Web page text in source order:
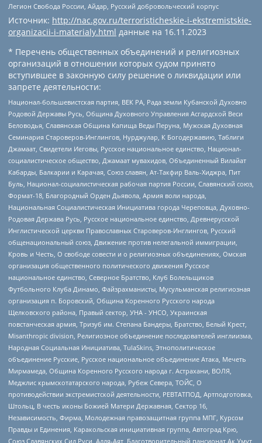
Легион Свобода России, Айдар, Русский добровольческий корпус
Источник: http://nac.gov.ru/terroristicheskie-i-ekstremistskie-
organizacii-i-materialy.html данные на 16.11.2023
* Перечень общественных объединений и религиозных
организаций в отношении которых судом принято
вступившее в законную силу решение о ликвидации или
запрете деятельности:
Национал-большевистская партия, ВЕК РА, Рада земли Кубанской Духовно
Родовой Державы Русь, Община Духовного Управления Асгардской Веси
Беловодья, Славянская Община Капища Веды Перуна, Мужская Духовная
Семинария Староверов-Инглингов, Нурджулар, К Богодержавию, Таблиги
Джамаат, Свидетели Иеговы, Русское национальное единство, Национал-
социалистическое общество, Джамаат мувахидов, Объединенный Вилайат
Кабарды, Балкарии и Карачая, Союз славян, Ат-Такфир Валь-Хиджра, Пит
Буль, Национал-социалистическая рабочая партия России, Славянский союз,
Формат-18, Благородный Орден Дьявола, Армия воли народа,
Национальная Социалистическая Инициатива города Череповца, Духовно-
Родовая Держава Русь, Русское национальное единство, Древнерусской
Инглистической церкви Православных Староверов-Инглингов, Русский
общенациональный союз, Движение против нелегальной иммиграции,
Кровь и Честь, О свободе совести и о религиозных объединениях, Омская
организация общественного политического движения Русское
национальное единство, Северное Братство, Клуб Болельщиков
Футбольного Клуба Динамо, Файзрахманисты, Мусульманская религиозная
организация п. Боровский, Община Коренного Русского народа
Щелковского района, Правый сектор, УНА - УНСО, Украинская
повстанческая армия, Тризуб им. Степана Бандеры, Братство, Белый Крест,
Misanthropic division, Религиозное объединение последователей инглиизма,
Народная Социальная Инициатива, TulaSkins, Этнополитическое
объединение Русские, Русское национальное объединение Атака, Мечеть
Мирмамеда, Община Коренного Русского народа г. Астрахани, ВОЛЯ,
Меджлис крымскотатарского народа, Рубеж Севера, ТОЙС, О
противодействии экстремистской деятельности, РЕВТАТПОД, Артподготовка,
Штольц, В честь иконы Божией Матери Державная, Сектор 16,
Независимость, Фирма, Молодежная правозащитная группа МПГ, Курсом
Правды и Единения, Каракольская инициативная группа, Автоград Крю,
Союз Славянских Сил Руси, Алля-Аят, Благотворительный пансионат Ак Умут,